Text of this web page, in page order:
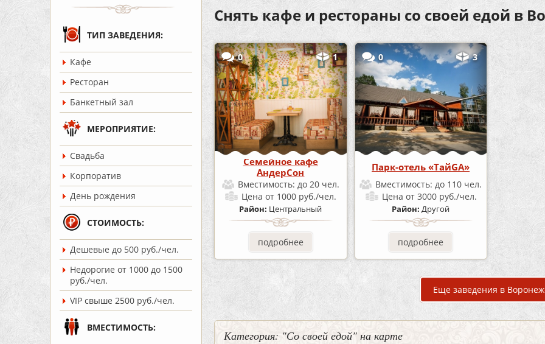
ТИП ЗАВЕДЕНИЯ:
Кафе
Ресторан
Банкетный зал
МЕРОПРИЯТИЕ:
Cвадьба
Корпоратив
День рождения
СТОИМОСТЬ:
Дешевые до 500 руб./чел.
Недорогие от 1000 до 1500
руб./чел.
VIP свыше 2500 руб./чел.
ВМЕСТИМОСТЬ:
Снять кафе и рестораны со своей едой в
0 1
Семейное кафе
АндерСон
Вместимость: до 20 чел.
Ценаот 1000 руб./чел.
Район: Центральный
подробнее
0 3
Парк-отель «ТайGA»
Вместимость:до 110 чел.
Цена от 3000 руб./чел.
Район:Другой
подробнее
Еще заведения в
Категория: "Со своей едой" на карте